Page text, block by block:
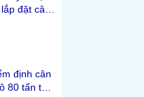
đặt cân
định cân
80 tấn tại